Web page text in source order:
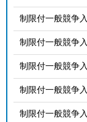
制限付一般競争
制限付一般競争
制限付一般競争
制限付一般競争
制限付一般競争